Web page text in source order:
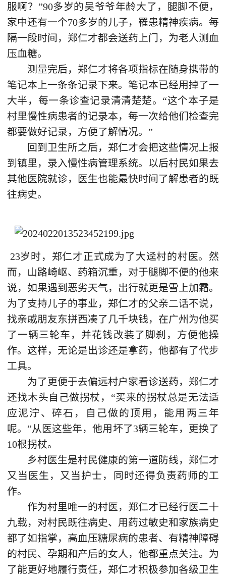
服啊？”90多岁的吴爷爷年龄大了，腿脚不便，
家中还有一个70多岁的儿子，罹患精神疾病。每
隔一段时间，郑仁才都会送药上门，为老人测血
压血糖。
测量完后，郑仁才将各项指标在随身携带的
笔记本上一条条记录下来。笔记本已经用掉了一
大半，每一条诊查记录清清楚楚。“这个本子是
村里慢性病患者的记录本，每一次给他们检查完
都要做好记录，方便了解情况。”
回到卫生所之后，郑仁才会把这些情况上报
到镇里，录入慢性病管理系统。以后村民如果去
其他医院就诊，医生也能最快时间了解患者的既
往病史。
23岁时，郑仁才正式成为了大迳村的村医。然
而，山路崎岖、药箱沉重，对于腿脚不便的他来
说，如果遇到恶劣天气，出行就更是雪上加霜。
为了支持儿子的事业，郑仁才的父亲二话不说，
找亲戚朋友东拼西凑了几千块钱，在广州为他买
了一辆三轮车，并花钱改装了脚刹，方便他操
作。这样，无论是出诊还是拿药，他都有了代步
工具。
为了更便于去偏远村户家看诊送药，郑仁才
还找木头自己做拐杖，“买来的拐杖总是无法适
应泥泞、碎石，自己做的顶用，能用两三年
呢。”从医这些年，他用坏了3辆三轮车，更换了
10根拐杖。
乡村医生是村民健康的第一道防线，郑仁才
又当医生，又当护士，同时还得负责药师的工
作。
作为村里唯一的村医，郑仁才已经行医二十
九载，对村民既往病史、用药过敏史和家族病史
都了如指掌，高血压糖尿病的患者、有精神障碍
的村民、孕期和产后的女人，他都重点关注。为
了能更好地履行责任，郑仁才积极参加各级卫生